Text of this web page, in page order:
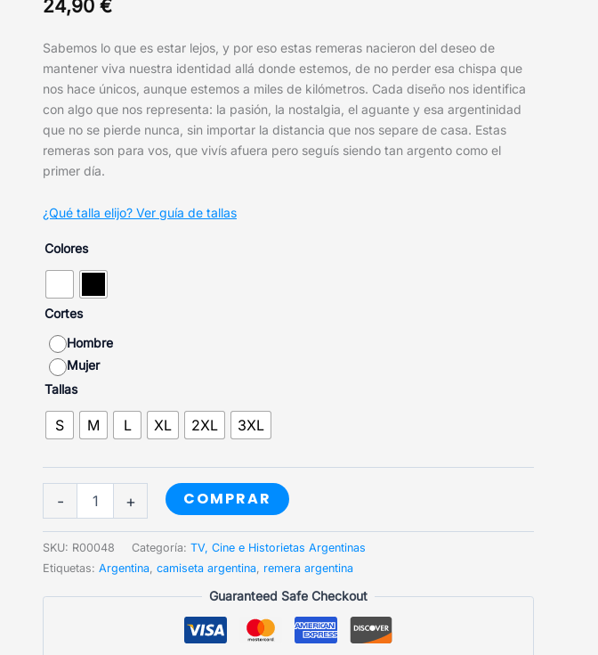
24,90 €
Sabemos lo que es estar lejos, y por eso estas remeras nacieron del deseo de
mantener viva nuestra identidad allá donde estemos, de no perder esa chispa que
nos hace únicos, aunque estemos a miles de kilómetros. Cada diseño nos identifica
con algo que nos representa: la pasión, la nostalgia, el aguante y esa argentinidad
que no se pierde nunca, sin importar la distancia que nos separe de casa. Estas
remeras son para vos, que vivís afuera pero seguís siendo tan argento como el
primer día.
¿Qué talla elijo? Ver guía de tallas
Colores
Cortes
Hombre
Mujer
Tallas
S M L XL 2XL 3XL
-
cantidad
+ COMPRAR
SKU: R00048 Categoría: TV, Cine e Historietas Argentinas
Etiquetas: Argentina, camiseta argentina, remera argentina
Guaranteed Safe Checkout